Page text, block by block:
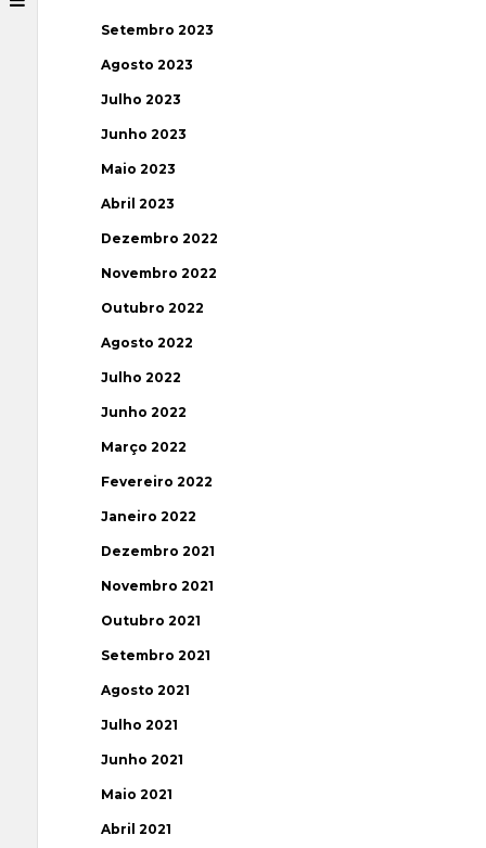
Setembro 2023
Agosto 2023
Julho 2023
Junho 2023
Maio 2023
Abril 2023
Dezembro 2022
Novembro 2022
Outubro 2022
Agosto 2022
Julho 2022
Junho 2022
Março 2022
Fevereiro 2022
Janeiro 2022
Dezembro 2021
Novembro 2021
Outubro 2021
Setembro 2021
Agosto 2021
Julho 2021
Junho 2021
Maio 2021
Abril 2021